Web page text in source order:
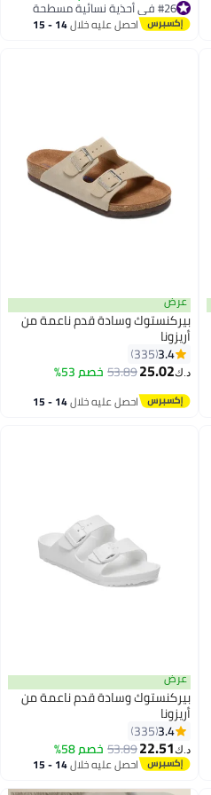
#26 في أحذية نسائية مسطحة
#26 في أحذية نسائية مسطحة احصل عليه خلال 14 - 15
16
عرض
بيركنستوك وسادة قدم ناعمة من
أريزونا
3.4
335
د.ك‏25.02
53.89خصم 53%
احصل عليه خلال 14 - 15
16
عرض
بيركنستوك وسادة قدم ناعمة من
أريزونا
3.4
335
د.ك‏22.51
53.89خصم 58%
احصل عليه خلال 14 - 15